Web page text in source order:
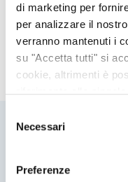
di marketing per
per analizzare il
verranno mantenuti i
su "Accetta tutti" si
cookie, altrimenti è
riferimento alle
delNecessari
Preferenze
Il mulino,
attenta al territorio,
farina di grano
varietà)
farina di segale
farina di ceci
farina di grano
MOSTRA